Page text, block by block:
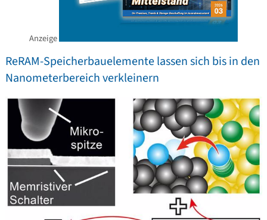
Anzeige
ReRAM-Speicherbauelemente lassen sich bis in den
Nanometerbereich verkleinern